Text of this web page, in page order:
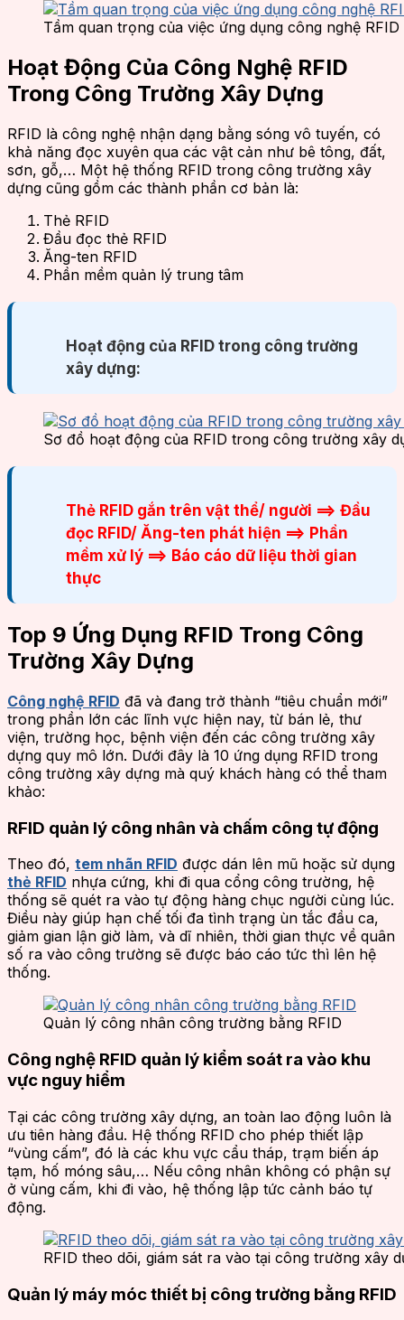
Tầm quan trọng của việc ứng dụng công nghệ
Hoạt Động Của Công Nghệ RFID
Trong Công Trường Xây Dựng
RFID là công nghệ nhận dạng bằng sóng vô tuyến, có
khả năng đọc xuyên qua các vật cản như bê tông, đất,
sơn, gỗ,… Một hệ thống RFID trong công trường xây
dựng cũng gồm các thành phần cơ bản là:
Thẻ RFID
Đầu đọc thẻ RFID
Ăng-ten RFID
Phần mềm quản lý trung tâm
Hoạt động của RFID trong công trường
xây dựng:
Sơ đồ hoạt động của RFID trong công trường xây
Thẻ RFID gắn trên vật thể/ người ==> Đầu
đọc RFID/ Ăng-ten phát hiện ==> Phần
mềm xử lý ==> Báo cáo dữ liệu thời gian
thực
Top 9 Ứng Dụng RFID Trong Công
Trường Xây Dựng
Công nghệ RFID đã và đang trở thành “tiêu chuẩn mới”
trong phần lớn các lĩnh vực hiện nay, từ bán lẻ, thư
viện, trường học, bệnh viện đến các công trường xây
dựng quy mô lớn. Dưới đây là 10 ứng dụng RFID trong
công trường xây dựng mà quý khách hàng có thể tham
khảo:
RFID quản lý công nhân và chấm công tự động
Theo đó, tem nhãn RFID được dán lên mũ hoặc sử dụng
thẻ RFID nhựa cứng, khi đi qua cổng công trường, hệ
thống sẽ quét ra vào tự động hàng chục người cùng lúc.
Điều này giúp hạn chế tối đa tình trạng ùn tắc đầu ca,
giảm gian lận giờ làm, và dĩ nhiên, thời gian thực về quân
số ra vào công trường sẽ được báo cáo tức thì lên hệ
thống.
Quản lý công nhân công trường bằng RFID
Công nghệ RFID quản lý kiểm soát ra vào khu
vực nguy hiểm
Tại các công trường xây dựng, an toàn lao động luôn là
ưu tiên hàng đầu. Hệ thống RFID cho phép thiết lập
“vùng cấm”, đó là các khu vực cẩu tháp, trạm biến áp
tạm, hố móng sâu,… Nếu công nhân không có phận sự
ở vùng cấm, khi đi vào, hệ thống lập tức cảnh báo tự
động.
RFID theo dõi, giám sát ra vào tại công trường xây
Quản lý máy móc thiết bị công trường bằng RFID